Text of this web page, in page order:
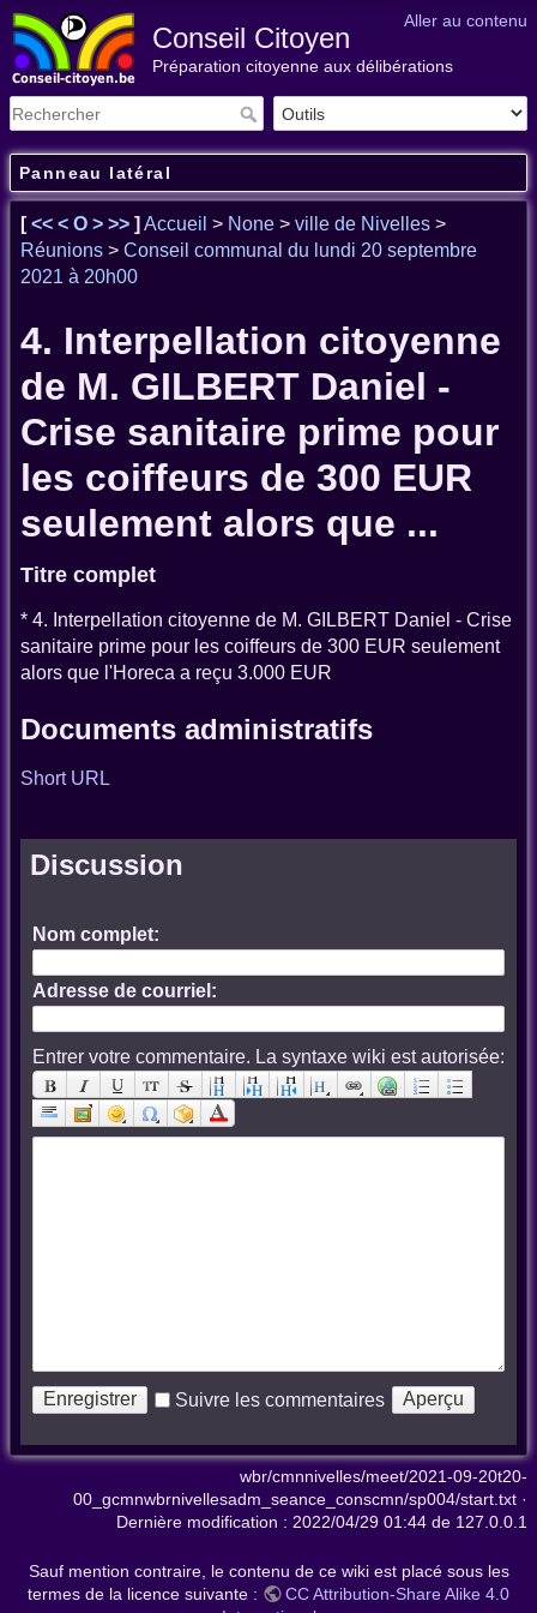
Aller au contenu
Conseil Citoyen
Préparation citoyenne aux délibérations
Panneau latéral
[<< < O > >> ] Accueil > None > ville de Nivelles >
Réunions > Conseil communal du lundi 20 septembre
2021 à 20h00
4. Interpellation citoyenne
de M. GILBERT Daniel -
Crise sanitaire prime pour
les coiffeurs de 300 EUR
seulement alors que ...
Titre complet
* 4. Interpellation citoyenne de M. GILBERT Daniel - Crise
sanitaire prime pour les coiffeurs de 300 EUR seulement
alors que l'Horeca a reçu 3.000 EUR
Documents administratifs
Short URL
Discussion
Nom complet:
Adresse de courriel:
Entrer votre commentaire. La syntaxe wiki est autorisée:
Suivre les commentaires
wbr/cmnnivelles/meet/2021-09-20t20-
00_gcmnwbrnivellesadm_seance_conscmn/sp004/start.txt ·
Dernière modification : 2022/04/29 01:44 de 127.0.0.1
Sauf mention contraire, le contenu de ce wiki est placé sous les
termes de la licence suivante :
CC Attribution-Share Alike 4.0